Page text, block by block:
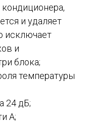
и удаляет
исключает
и
блока;
температуры
24 дБ;
А;